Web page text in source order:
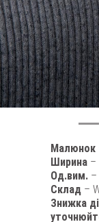
Малюнок
Ширина –
Од.вим. –
Склад –
Знижка